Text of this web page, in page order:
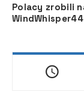
Polacy zrobili